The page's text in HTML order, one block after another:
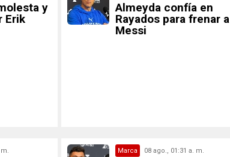
y
Erik
Almeyda confía en
Rayados para frenar a
Messi
Marca 08 ago., 01:31 a. m.